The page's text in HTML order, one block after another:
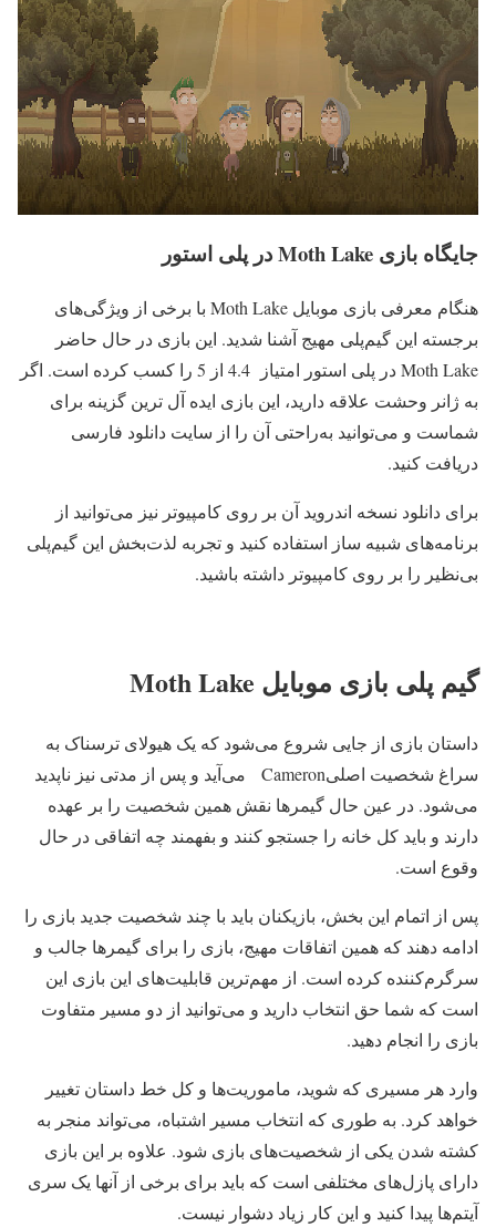
جایگاه بازی Moth Lake در پلی استور
هنگام معرفی بازی موبایل Moth Lake با برخی از ویژگی‌های
برجسته این گیم‌پلی مهیج آشنا شدید. این بازی در حال حاضر
Moth Lake در پلی استور امتیاز 4.4 از 5 را کسب کرده است. اگر
به ژانر وحشت علاقه دارید، این بازی ایده آل ترین گزینه برای
شماست و می‌توانید به‌راحتی آن را از سایت دانلود فارسی
دریافت کنید.
برای دانلود نسخه اندروید آن بر روی کامپیوتر نیز می‌توانید از
برنامه‌های شبیه ساز استفاده کنید و تجربه لذت‌بخش این گیم‌پلی
بی‌نظیر را بر روی کامپیوتر داشته باشید.
گیم پلی بازی موبایل Moth Lake
داستان بازی از جایی شروع می‌شود که یک هیولای ترسناک به
سراغ شخصیت اصلیCameron می‌آید و پس از مدتی نیز ناپدید
می‌شود. در عین حال گیمرها نقش همین شخصیت را بر عهده
دارند و باید کل خانه را جستجو کنند و بفهمند چه اتفاقی در حال
وقوع است.
پس از اتمام این بخش، بازیکنان باید با چند شخصیت جدید بازی را
ادامه دهند که همین اتفاقات مهیج، بازی را برای گیمرها جالب و
سرگرم‌کننده کرده است. از مهم‌ترین قابلیت‌های این بازی این
است که شما حق انتخاب دارید و می‌توانید از دو مسیر متفاوت
بازی را انجام دهید.
وارد هر مسیری که شوید، ماموریت‌ها و کل خط داستان تغییر
خواهد کرد. به طوری که انتخاب مسیر اشتباه، می‌تواند منجر به
کشته شدن یکی از شخصیت‌های بازی شود. علاوه بر این بازی
دارای پازل‌های مختلفی است که باید برای برخی از آنها یک سری
آیتم‌ها پیدا کنید و این کار زیاد دشوار نیست.